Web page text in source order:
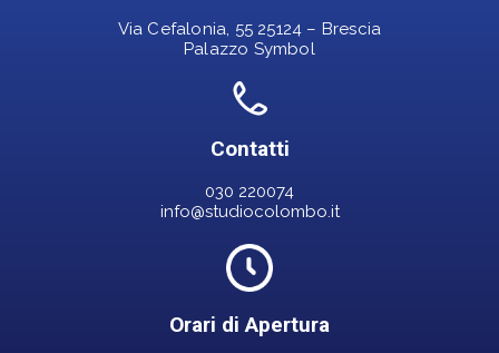
Via Cefalonia, 55 25124 – Brescia
Palazzo Symbol
Contatti
030 220074
info@studiocolombo.it
Orari di Apertura